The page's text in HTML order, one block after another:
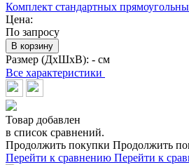
Комплект стандартных
Цена:
По запросу
В корзину
Размер (ДхШхВ): - см
Все характеристики
Товар добавлен
в список сравнений.
Продолжить покупки Продолжить
Перейти к сравнению Перейти к